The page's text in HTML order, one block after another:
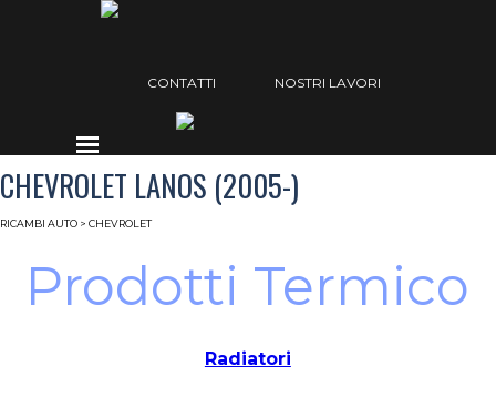
Vai ai contenuti
Salta menù
CONTATTI NOSTRI LAVORI
Salta menù
CHEVROLET LANOS (2005-)
RICAMBI AUTO > CHEVROLET
Prodotti Termico
Radiatori